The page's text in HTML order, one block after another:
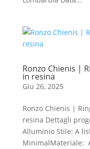
Ronzo Chienis |
in resina
Giu 26, 2025
Ronzo Chienis |
resina Dettagli
Alluminio Stile: A
MinimalMateriale: